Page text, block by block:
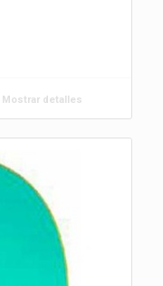
Mostrar detalles